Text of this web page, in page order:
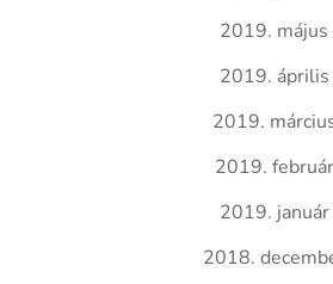
2019. május
2019. április
2019.
2019. február
2019. január
2018.